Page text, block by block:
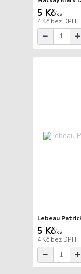
5 Kč/ks
4 Kč bez DPH
Lebeau
5 Kč/ks
4 Kč bez DPH